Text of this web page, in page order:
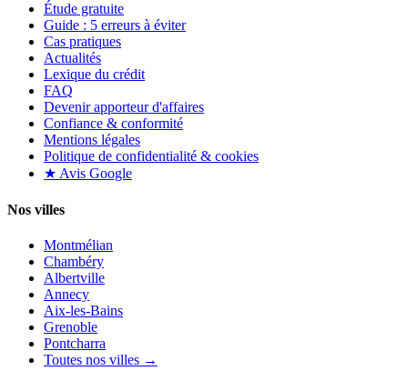
Étude gratuite
Guide : 5 erreurs à éviter
Cas pratiques
Actualités
Lexique du crédit
FAQ
Devenir apporteur d'affaires
Confiance & conformité
Mentions légales
Politique de confidentialité & cookies
★ Avis Google
Nos villes
Montmélian
Chambéry
Albertville
Annecy
Aix-les-Bains
Grenoble
Pontcharra
Toutes nos villes →